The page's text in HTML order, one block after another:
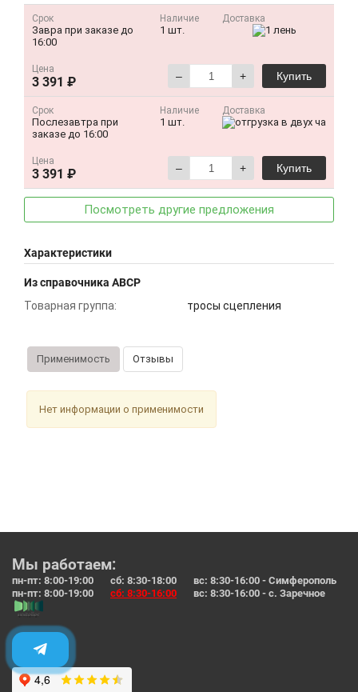
Срок
Завра при заказе до
16:00
Наличие
1 шт.
Доставка
Цена
3 391 ₽ – + Купить
Срок
Послезавтра при
заказе до 16:00
Наличие
1 шт.
Доставка
Цена
3 391 ₽ – + Купить
Посмотреть другие предложения
Характеристики
Из справочника ABCP
Товарная группа:
тросы сцепления
Применимость Отзывы
Нет информации о применимости
Мы работаем:
пн-пт: 8:00-19:00 сб: 8:30-18:00 вс: 8:30-16:00 - Симферополь
пн-пт: 8:00-19:00 сб: 8:30-16:00 вс: 8:30-16:00 - с. Заречное